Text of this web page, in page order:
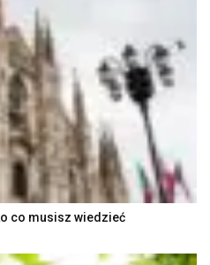
co musisz wiedzieć